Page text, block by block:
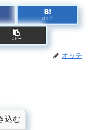
はてブ
コピー
オッチ
込む